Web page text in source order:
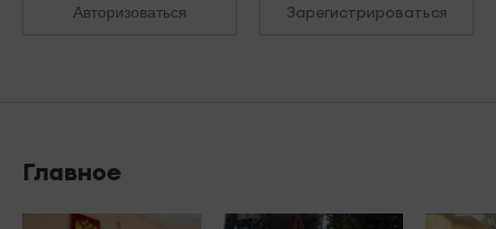
Авторизоваться Зарегистрироваться
Главное